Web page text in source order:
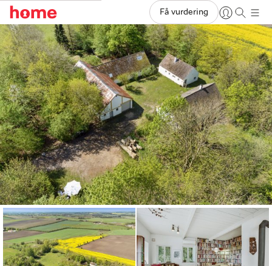
Få vurdering